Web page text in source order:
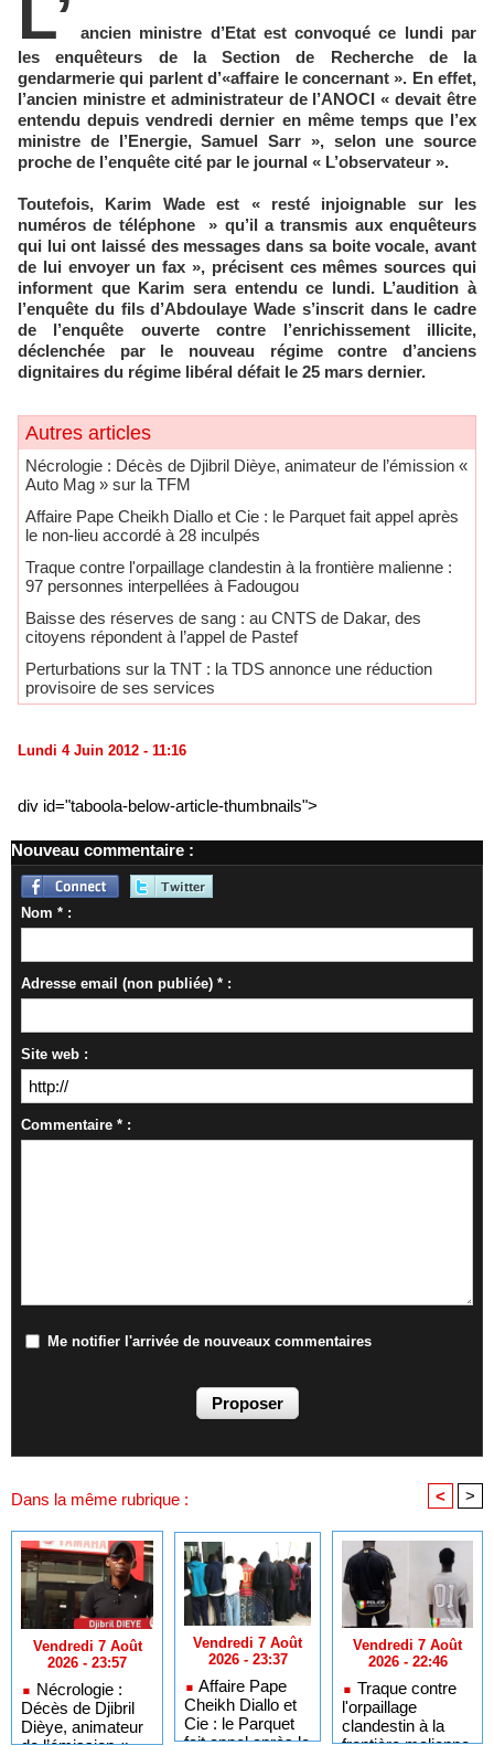
L’ ancien ministre d’Etat est convoqué ce lundi par
les enquêteurs de la Section de Recherche de la
gendarmerie qui parlent d’«affaire le concernant ». En effet,
l’ancien ministre et administrateur de l’ANOCI « devait être
entendu depuis vendredi dernier en même temps que l’ex
ministre de l’Energie, Samuel Sarr », selon une source
proche de l’enquête cité par le journal « L’observateur ».
Toutefois, Karim Wade est « resté injoignable sur les
numéros de téléphone » qu’il a transmis aux enquêteurs
qui lui ont laissé des messages dans sa boite vocale, avant
de lui envoyer un fax », précisent ces mêmes sources qui
informent que Karim sera entendu ce lundi. L’audition à
l’enquête du fils d’Abdoulaye Wade s’inscrit dans le cadre
de l’enquête ouverte contre l’enrichissement illicite,
déclenchée par le nouveau régime contre d’anciens
dignitaires du régime libéral défait le 25 mars dernier.
Autres articles
Nécrologie : Décès de Djibril Dièye, animateur de l’émission «
Auto Mag » sur la TFM
Affaire Pape Cheikh Diallo et Cie : le Parquet fait appel après
le non-lieu accordé à 28 inculpés
Traque contre l'orpaillage clandestin à la frontière malienne :
97 personnes interpellées à Fadougou
Baisse des réserves de sang : au CNTS de Dakar, des
citoyens répondent à l’appel de Pastef
Perturbations sur la TNT : la TDS annonce une réduction
provisoire de ses services
Lundi 4 Juin 2012 - 11:16
div id="taboola-below-article-thumbnails">
Nouveau commentaire :
Nom * :
Adresse email (non publiée) * :
Site web :
Commentaire * :
Me notifier l'arrivée de nouveaux commentaires
Dans la même rubrique : < >
Vendredi 7 Août
2026 - 23:57
Nécrologie :
Décès de Djibril
Dièye, animateur
de l’émission «
Vendredi 7 Août
2026 - 23:37
Affaire Pape
Cheikh Diallo et
Cie : le Parquet
fait appel après le
Vendredi 7 Août
2026 - 22:46
Traque contre
l'orpaillage
clandestin à la
frontière malienne